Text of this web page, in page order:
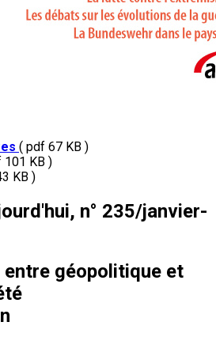
( pdf 67 KB )
101 KB )
KB )
n° 235/janvier-
entre géopolitique et